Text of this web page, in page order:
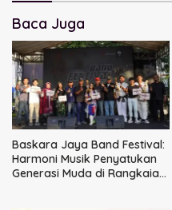
Baca Juga
Baskara Jaya Band Festival:
Harmoni Musik Penyatukan
Generasi Muda di Rangkaian